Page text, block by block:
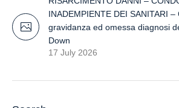
INADEMPIENTE DEI SANITARI –
gravidanza ed omessa diagnosi
Down
17 July 2026